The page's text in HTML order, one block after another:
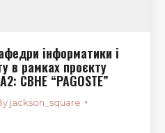
інформатики і
в рамках проєкту
CBHE “PAGOSTE”
jackson_square